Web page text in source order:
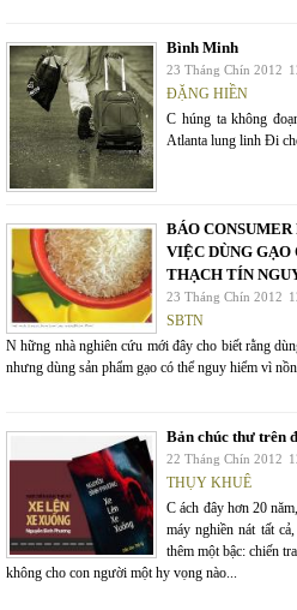
Bình Minh
23 Tháng Chín 2012
ĐẶNG HIỀN
C húng ta không
Atlanta lung linh Đi
BÁO
VIỆC DÙNG
THẠCH TÍN
23 Tháng Chín 2012
SBTN
N hững nhà nghiên cứu mới đây cho biết rằng
nhưng dùng sản phẩm gạo có thể nguy hiểm vì
Bản chúc thư trên
22 Tháng Chín 2012
THỤY KHUÊ
C ách đây hơn 20
máy nghiền nát tất
thêm một bậc: chiến
không cho con người một hy vọng nào...